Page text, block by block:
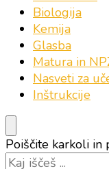
Biologija
Kemija
Glasba
Matura in
Nasveti za
Inštrukcije
Iščeš
kaj?
Poiščite karkoli in